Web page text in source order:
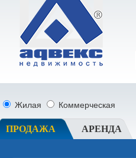
Жилая Коммерческая
ПРОДАЖА АРЕНДА